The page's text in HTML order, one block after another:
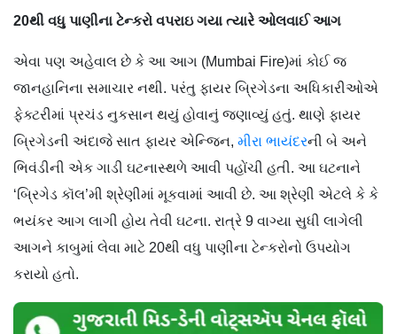
20થી વધુ પાણીના ટેન્કરો વપરાઇ ગયા ત્યારે ઓલવાઈ આગ
એવા પણ અહેવાલ છે કે આ આગ (Mumbai Fire)માં કોઈ જ
જાનહાનિના સમાચાર નથી. પરંતુ ફાયર બ્રિગેડના અધિકારીઓએ
ફેક્ટરીમાં પ્રચંડ નુકસાન થયું હોવાનું જણાવ્યું હતું. થાણે ફાયર
બ્રિગેડની અંદાજે સાત ફાયર એન્જિન, મીરા ભાયંદરની બે અને
ભિવંડીની એક ગાડી ઘટનાસ્થળે આવી પહોંચી હતી. આ ઘટનાને
‘બ્રિગેડ કૉલ’મી શ્રેણીમાં મૂકવામાં આવી છે. આ શ્રેણી એટલે કે કે
ભયંકર આગ લાગી હોય તેવી ઘટના. રાત્રે 9 વાગ્યા સુધી લાગેલી
આગને કાબુમાં લેવા માટે 20થી વધુ પાણીના ટેન્કરોનો ઉપયોગ
કરાયો હતો.